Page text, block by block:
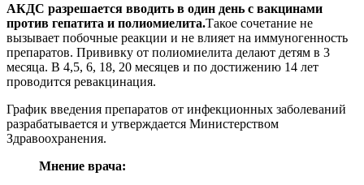
АКДС разрешается вводить в один день с вакцинами
против гепатита и полиомиелита.Такое сочетание не
вызывает побочные реакции и не влияет на иммуногенность
препаратов. Прививку от полиомиелита делают детям в 3
месяца. В 4,5, 6, 18, 20 месяцев и по достижению 14 лет
проводится ревакцинация.
График введения препаратов от инфекционных заболеваний
разрабатывается и утверждается Министерством
Здравоохранения.
Мнение врача: